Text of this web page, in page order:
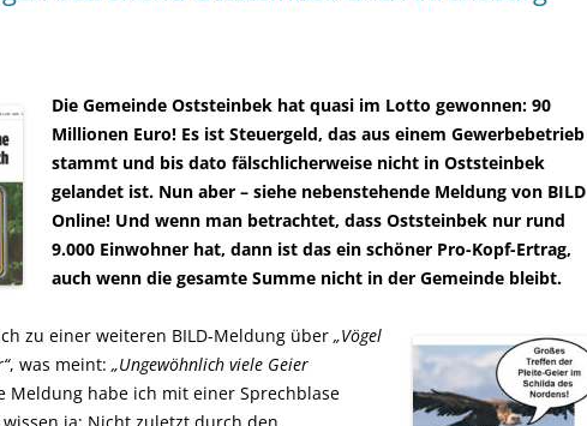
Die Gemeinde Oststeinbek hat quasi im Lotto gewonnen: 90
Millionen Euro! Es ist Steuergeld, das aus einem Gewerbebetrieb
stammt und bis dato fälschlicherweise nicht in Oststeinbek
gelandet ist. Nun aber – siehe nebenstehende Meldung von BILD
Online! Und wenn man betrachtet, dass Oststeinbek nur rund
9.000 Einwohner hat, dann ist das ein schöner Pro-Kopf-Ertrag,
auch wenn die gesamte Summe nicht in der Gemeinde bleibt.
zu einer weiteren BILD-Meldung über „Vögel
, was meint: „Ungewöhnlich viele Geier
Meldung habe ich mit einer Sprechblase